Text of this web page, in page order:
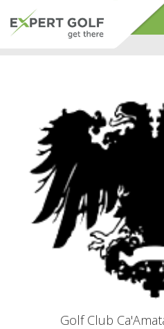
Golf Club